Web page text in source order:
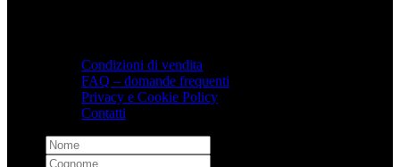
Condizioni di vendita
FAQ – domande frequenti
Privacy e Cookie Policy
Contatti